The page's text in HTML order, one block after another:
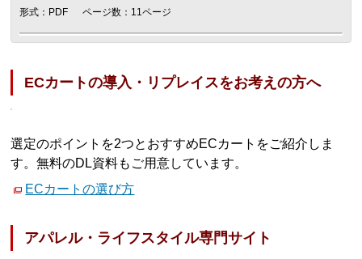
形式：PDF ページ数：11ページ
ECカートの導入・リプレイスをお考えの方へ
選定のポイントを2つとおすすめECカートをご紹介しま
す。無料のDL資料もご用意しています。
ECカートの選び方
アパレル・ライフスタイル専門サイト